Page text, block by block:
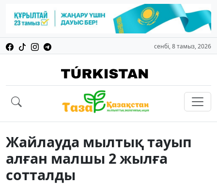
сенбі, 8 тамыз, 2026
Жайлауда мылтық тауып
алған малшы 2 жылға
сотталды